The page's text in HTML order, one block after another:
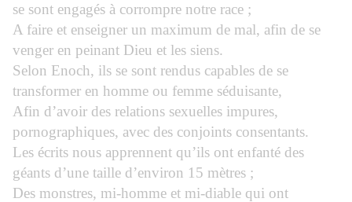
se sont engagés à corrompre notre race ;
A faire et enseigner un maximum de mal, afin de se
venger en peinant Dieu et les siens.
Selon Enoch, ils se sont rendus capables de se
transformer en homme ou femme séduisante,
Afin d’avoir des relations sexuelles impures,
pornographiques, avec des conjoints consentants.
Les écrits nous apprennent qu’ils ont enfanté des
géants d’une taille d’environ 15 mètres ;
Des monstres, mi-homme et mi-diable qui ont